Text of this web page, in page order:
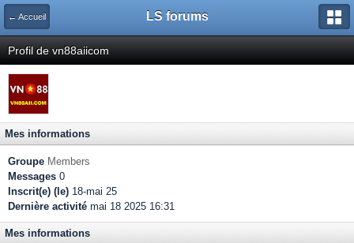
← Accueil LS forums
Profil de vn88aiicom
Mes informations
Groupe Members
Messages 0
Inscrit(e) (le) 18-mai 25
Dernière activité mai 18 2025 16:31
Mes informations